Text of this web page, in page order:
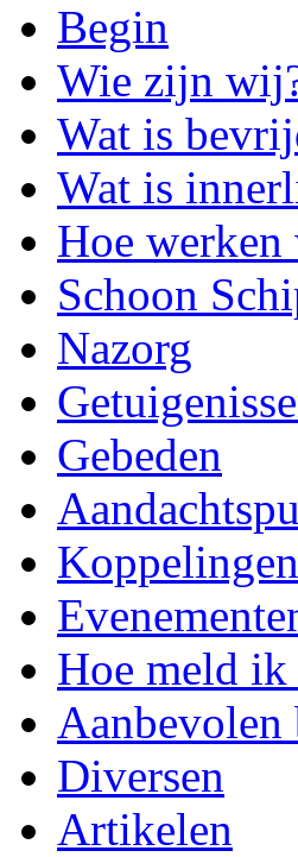
Begin
Wie zijn
Wat is
Wat is
Hoe
Schoon
Nazorg
Gebeden
Koppelingen
Hoe meld ik
Aanbevolen
Diversen
Artikelen